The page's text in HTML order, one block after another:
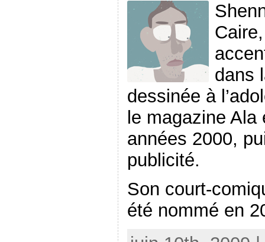
dans
dessinée à
le magazine
années 2000,
publicité.
Son court-
été nommé en